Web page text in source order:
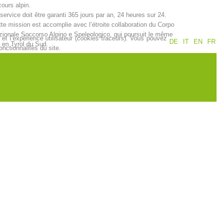
de sauvetage
Jahresberichte
Formation
alpin.
doit être garanti 365 jours par an, 24 heures sur 24.
mission est accomplie avec l’étroite collaboration du Corpo
Soccorso Alpino e Speleologico, qui poursuit le même
en Tyrol du Sud.
DE
IT EN FR
l’expérience utilisateur (cookies traceurs). Vous pouvez
du site.